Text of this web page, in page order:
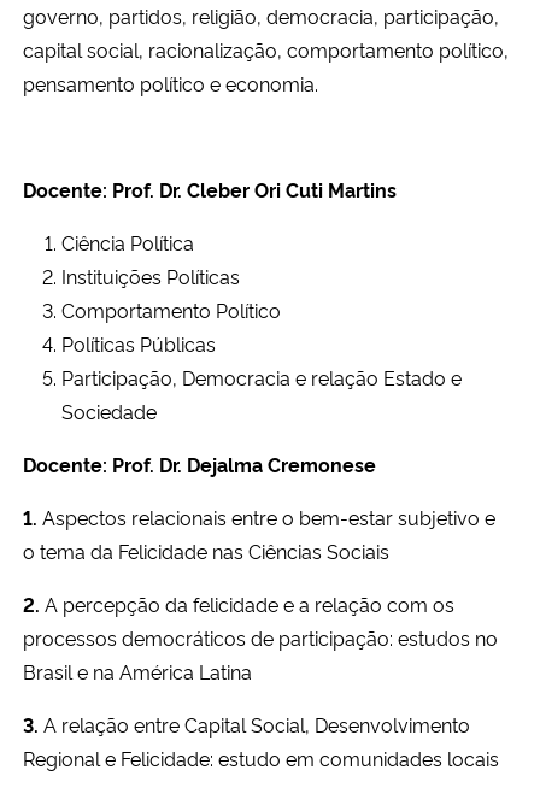
Ministério de Minas e Energia
Ministério do Turismo
Ministério do Desenvolvimento Regional
Secretaria de Governo
Gabinete de Segurança Institucional
Advocacia-Geral da União
Banco Central do Brasil
governo, partidos, religião, democracia, participação,
capital social, racionalização, comportamento político,
pensamento político e economia.
Docente: Prof. Dr. Cleber Ori Cuti Martins
Ciência Política
Instituições Políticas
Comportamento Político
Políticas Públicas
Participação, Democracia e relação Estado e
Sociedade
Docente: Prof. Dr. Dejalma Cremonese
1. Aspectos relacionais entre o bem-estar subjetivo e
o tema da Felicidade nas Ciências Sociais
2. A percepção da felicidade e a relação com os
processos democráticos de participação: estudos no
Brasil e na América Latina
3. A relação entre Capital Social, Desenvolvimento
Regional e Felicidade: estudo em comunidades locais